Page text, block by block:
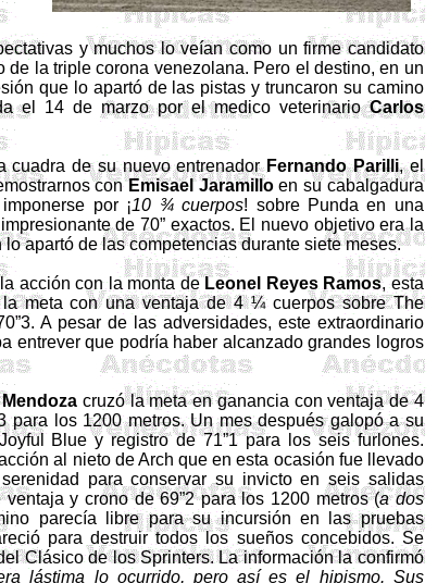
y muchos lo veían como un firme candidato
de la triple corona venezolana. Pero el destino, en un
que lo apartó de las pistas y truncaron su camino
el 14 de marzo por el medico veterinarioCarlos
cuadra de su nuevo entrenador FernandoParilli, el
conEmisael Jaramilloen su cabalgadura
por ¡10 ¾ cuerpos! sobre Punda en una
de 70” exactos. El nuevo objetivo era la
apartó de las competencias durante siete meses.
acción con la monta deLeonel Reyes Ramos, esta
meta con una ventaja de 4 ¼ cuerpos sobreThe
A pesar de las adversidades, este extraordinario
entrever que podría haber alcanzado grandes logros
cruzó la meta en ganancia con ventaja de 4
para los 1200 metros. Un mes después galopó a su
Blue y registro de 71”1 para los seis furlones.
al nieto deArch que en esta ocasión fue llevado
para conservar su invicto en seis salidas
y crono de 69”2 para los 1200 metros (a dos
parecía libre para su incursión en las pruebas
para destruir todos los sueños concebidos. Se
Clásico de los Sprinters. La información la confirmó
lástima lo ocurrido, pero así es el hipismo. Sus